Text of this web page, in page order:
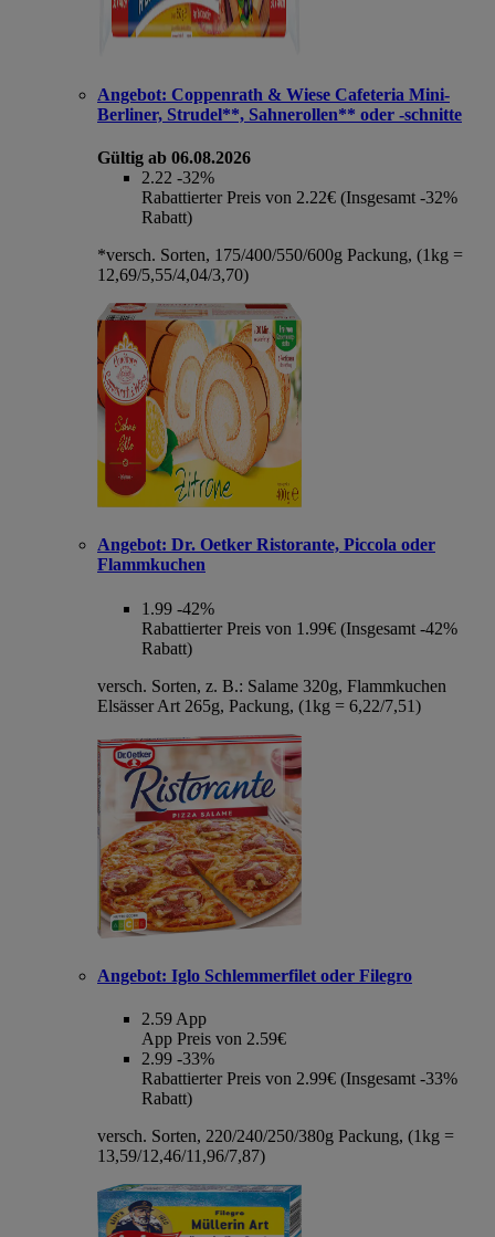
Angebot: Coppenrath & Wiese Cafeteria Mini-
Berliner, Strudel**, Sahnerollen** oder -schnitte
Gültig ab 06.08.2026
2.22 -32%
Rabattierter Preis von 2.22€ (Insgesamt -32%
Rabatt)
*versch. Sorten, 175/400/550/600g Packung, (1kg =
12,69/5,55/4,04/3,70)
Angebot: Dr. Oetker Ristorante, Piccola oder
Flammkuchen
1.99 -42%
Rabattierter Preis von 1.99€ (Insgesamt -42%
Rabatt)
versch. Sorten, z. B.: Salame 320g, Flammkuchen
Elsässer Art 265g, Packung, (1kg = 6,22/7,51)
Angebot: Iglo Schlemmerfilet oder Filegro
2.59 App
App Preis von 2.59€
2.99 -33%
Rabattierter Preis von 2.99€ (Insgesamt -33%
Rabatt)
versch. Sorten, 220/240/250/380g Packung, (1kg =
13,59/12,46/11,96/7,87)